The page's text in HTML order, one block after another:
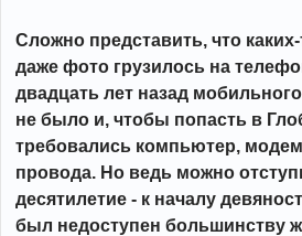
Сложно представить, что
даже фото грузилось на
двадцать лет назад
не было и, чтобы попасть в
требовались компьютер,
провода. Но ведь можно
десятилетие - к началу
был недоступен большинству